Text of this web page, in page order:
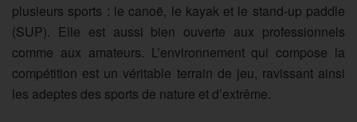
plusieurs sports : le canoë, le kayak et le stand-up paddle
(SUP). Elle est aussi bien ouverte aux professionnels
comme aux amateurs. L’environnement qui compose la
compétition est un véritable terrain de jeu, ravissant ainsi
les adeptes des sports de nature et d’extrême.